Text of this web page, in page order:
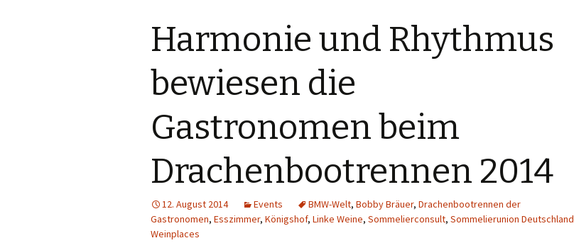
Sulavesie
Mexiko
Myanmar
Nepal
Peru
Spanien
Singapur
Harmonie und Rhythmus
bewiesen die
Gastronomen beim
Drachenbootrennen 2014
12. August 2014 Events BMW-Welt, Bobby Bräuer, Drachenbootrennen der
Gastronomen, Esszimmer, Königshof, Linke Weine, Sommelierconsult, Sommelierunion Deutschland
Weinplaces